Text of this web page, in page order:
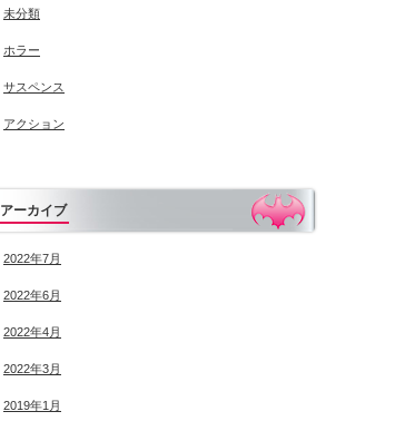
未分類
ホラー
サスペンス
アクション
アーカイブ
2022年7月
2022年6月
2022年4月
2022年3月
2019年1月